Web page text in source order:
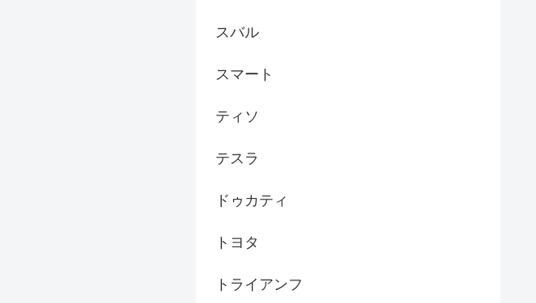
スバル
スマート
ティソ
テスラ
ドゥカティ
トヨタ
トライアンフ